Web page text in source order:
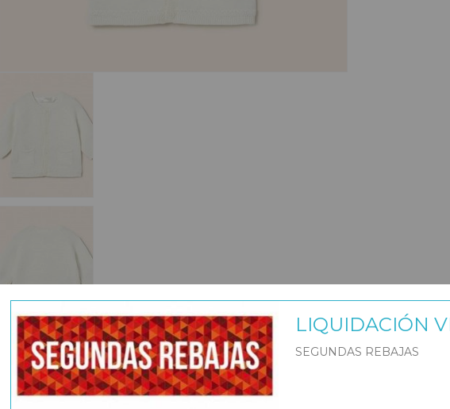
LIQUIDACIÓN
SEGUNDAS REBAJAS